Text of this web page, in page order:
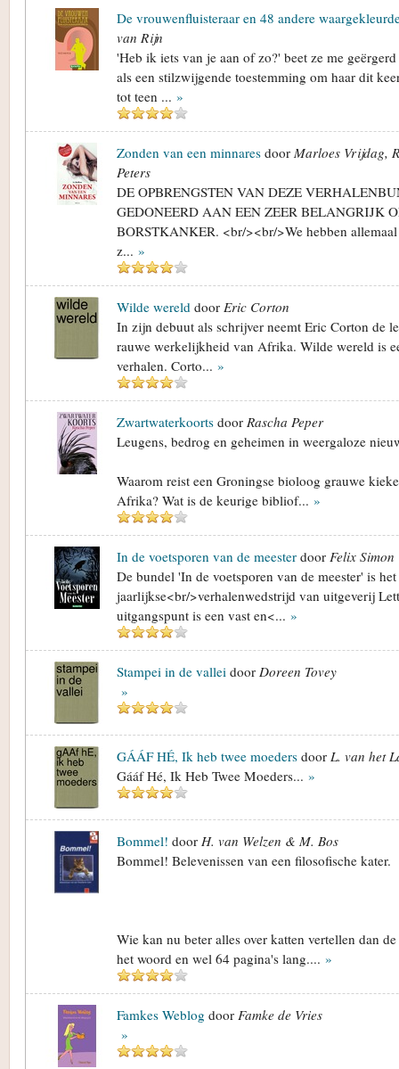
De vrouwenfluisteraar en 48 andere
van Rijn
'Heb ik iets van je aan of zo?' beet ze me
als een stilzwijgende toestemming om haar dit
tot teen ... »
Zonden van een minnares door Marloes Vrijdag,
Peters
DE OPBRENGSTEN VAN DEZE
GEDONEERD AAN EEN ZEER BELANGRIJK
BORSTKANKER. <br/><br/>We hebben
z... »
Wilde wereld door Eric Corton
In zijn debuut als schrijver neemt Eric Corton de
rauwe werkelijkheid van Afrika. Wilde wereld is
verhalen. Corto... »
Zwartwaterkoorts door Rascha Peper
Leugens, bedrog en geheimen in weergaloze
Waarom reist een Groningse bioloog grauwe
Afrika? Wat is de keurige bibliof... »
In de voetsporen van de meester door Felix Simon
De bundel 'In de voetsporen van de meester' is
jaarlijkse<br/>verhalenwedstrijd van uitgeverij
uitgangspunt is een vast en<... »
Stampei in de vallei door Doreen Tovey
»
GÁÁF HÉ, Ik heb twee moeders door L. van het
Gááf Hé, Ik Heb Twee Moeders... »
Bommel! door H. van Welzen & M. Bos
Bommel! Belevenissen van een filosofische kater.
Wie kan nu beter alles over katten vertellen dan
het woord en wel 64 pagina's lang.... »
Famkes Weblog door Famke de Vries
»